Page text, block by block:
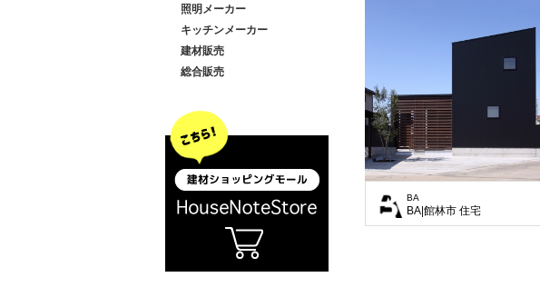
照明メーカー
キッチンメーカー
建材販売
総合販売
BA
BA|館林市 住宅